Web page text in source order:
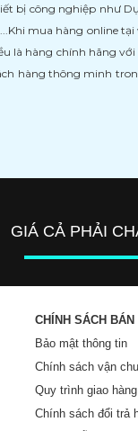
bị công nghiệp như
mua hàng online
là hàng chính hãng
hàng thông minh
GIÁ CẢ PHẢI
CHÍNH SÁCH BÁN
Bảo mật thông tin
Chính sách vận
Quy trình giao hàng
Chính sách đổi trả